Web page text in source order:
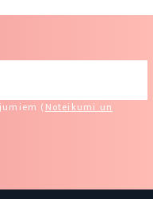
(Noteikumi un